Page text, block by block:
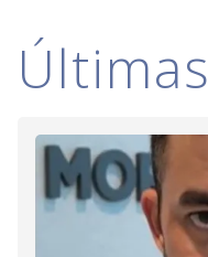
Últimas